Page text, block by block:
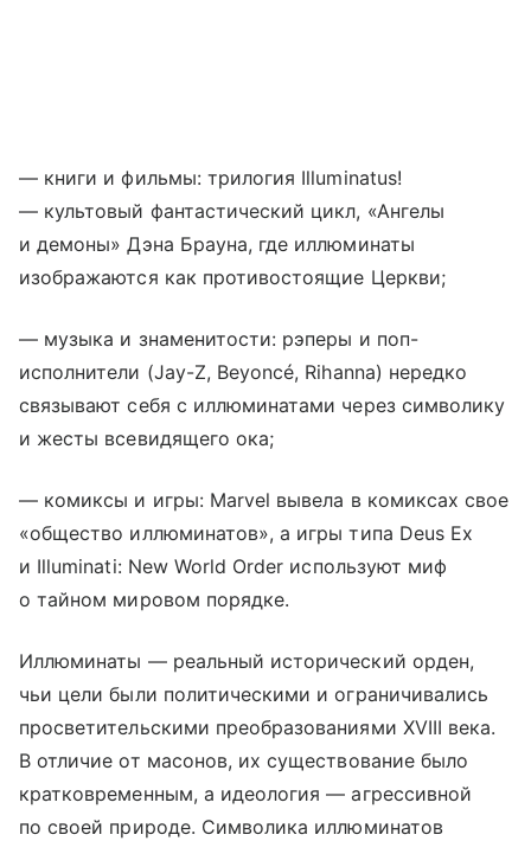
— книги и фильмы: трилогия Illuminatus!
— культовый фантастический цикл, «Ангелы
и демоны» Дэна Брауна, где иллюминаты
изображаются как противостоящие Церкви;
— музыка и знаменитости: рэперы и поп-
исполнители (Jay-Z, Beyoncé, Rihanna) нередко
связывают себя с иллюминатами через символику
и жесты всевидящего ока;
— комиксы и игры: Marvel вывела в комиксах свое
«общество иллюминатов», а игры типа Deus Ex
и Illuminati: New World Order используют миф
о тайном мировом порядке.
Иллюминаты — реальный исторический орден,
чьи цели были политическими и ограничивались
просветительскими преобразованиями XVIII века.
В отличие от масонов, их существование было
кратковременным, а идеология — агрессивной
по своей природе. Символика иллюминатов